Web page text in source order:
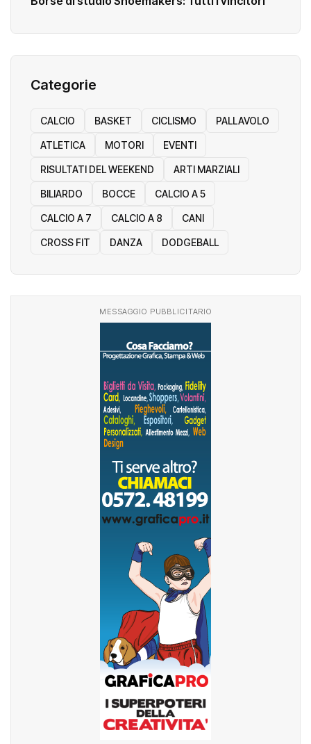
Categorie
CALCIO BASKET CICLISMO PALLAVOLO
ATLETICA MOTORI EVENTI
RISULTATI DEL WEEKEND ARTI MARZIALI
BILIARDO BOCCE CALCIO A 5
CALCIO A 7 CALCIO A 8 CANI
CROSS FIT DANZA DODGEBALL
MESSAGGIO PUBBLICITARIO